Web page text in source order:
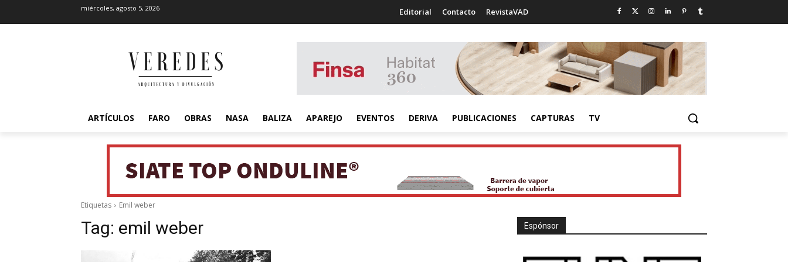
miércoles, agosto 5, 2026 Editorial Contacto RevistaVAD
ARTÍCULOS FARO OBRAS NASA BALIZA APAREJO EVENTOS DERIVA PUBLICACIONES CAPTURAS TV
Etiquetas Emil weber
Tag: emil weber Espónsor